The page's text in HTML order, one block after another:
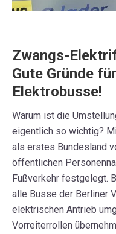
Zwangs-
Gute Gründe
Elektrobusse!
Warum ist die
eigentlich so wichtig?
als erstes Bundesland
öffentlichen
Fußverkehr festgelegt.
alle Busse der Berliner
elektrischen Antrieb
Vorreiterrollen